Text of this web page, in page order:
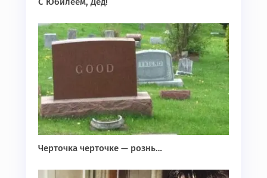
Черточка черточке — рознь…